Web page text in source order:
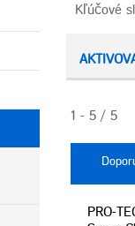
Kľúčové
1 - 5 / 5
PRO-